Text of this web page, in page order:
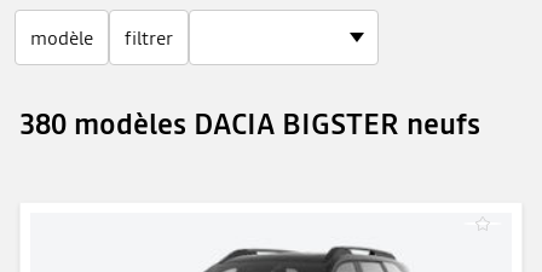
modèle filtrer
380 modèles DACIA BIGSTER neufs